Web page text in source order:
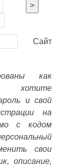
>
Сайт
как
и свой
на
с кодом
свои
описание,